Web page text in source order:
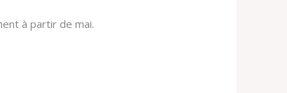
à partir de mai.